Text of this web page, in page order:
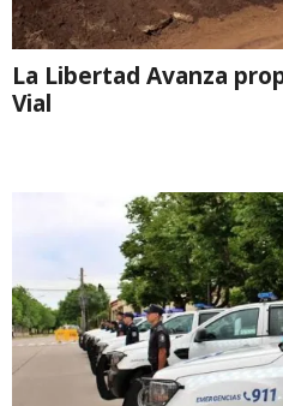
La Libertad Avanza
Vial